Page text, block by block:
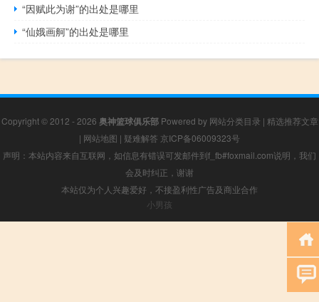
“因赋此为谢”的出处是哪里
“仙娥画舸”的出处是哪里
Copyright © 2012 - 2026 奥神篮球俱乐部Powered by 网站分类目录 | 精选推荐文章
| 网站地图 | 疑难解答 京ICP备06009323号
声明：本站内容来自互联网，如信息有错误可发邮件到f_fb#foxmail.com说明，我们
会及时纠正，谢谢
本站仅为个人兴趣爱好，不接盈利性广告及商业合作
小男孩